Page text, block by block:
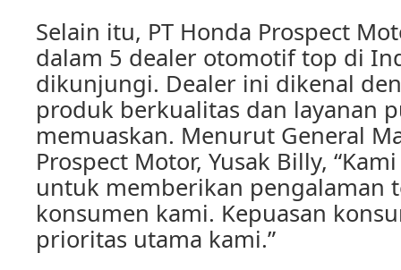
Selain itu, PT Honda Prospect
dalam 5 dealer otomotif top di
dikunjungi. Dealer ini dikenal
produk berkualitas dan layanan
memuaskan. Menurut General
Prospect Motor, Yusak Billy,
untuk memberikan pengalaman
konsumen kami. Kepuasan
prioritas utama kami.”